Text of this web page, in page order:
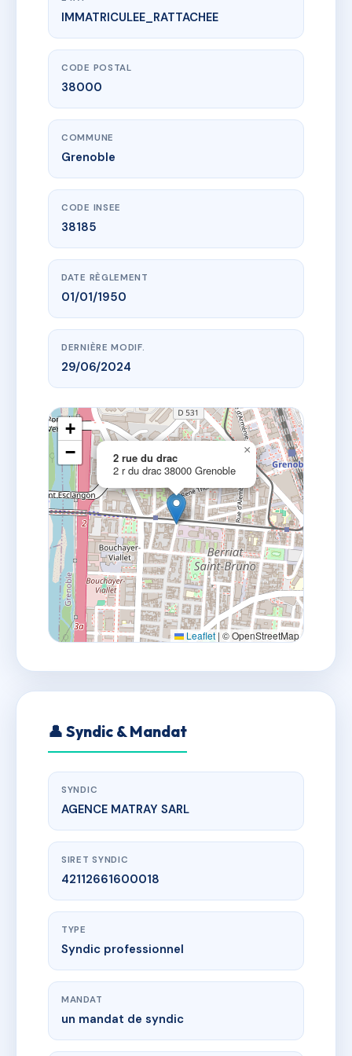
www.vme.plus/AD5289434
2 rue du drac
2 r du drac38000 Grenoble
IMMATRICULEE_RATTACHEE
CODE POSTAL
38000
COMMUNE
Grenoble
CODE INSEE
38185
DATE RÈGLEMENT
01/01/1950
DERNIÈRE MODIF.
29/06/2024
2 rue du drac
2 r du drac 38000 Grenoble
×
+
−
Leaflet | © OpenStreetMap
👤 Syndic & Mandat
SYNDIC
AGENCE MATRAY SARL
SIRET SYNDIC
42112661600018
TYPE
Syndic professionnel
MANDAT
un mandat de syndic